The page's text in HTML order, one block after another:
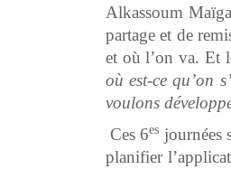
Alkassoum
partage et de
et où l’on va. Et
où est-ce qu’on
voulons
Ces 6es journées
planifier